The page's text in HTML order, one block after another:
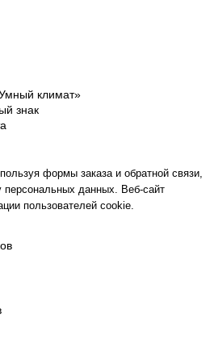
климат»
знак
формы заказа и обратной связи,
персональных данных. Веб-сайт
пользователей cookie.